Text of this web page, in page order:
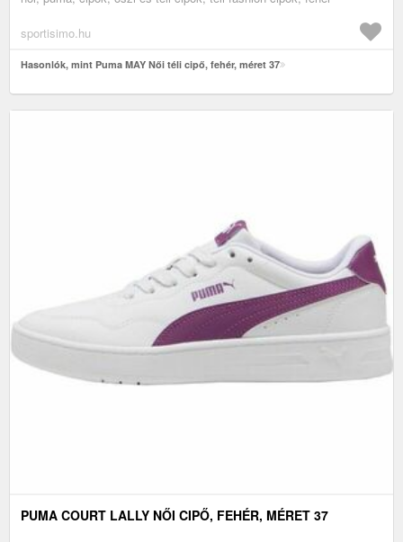
sportisimo.hu
Hasonlók, mint Puma MAY Női téli cipő, fehér, méret 37
PUMA COURT LALLY NŐI CIPŐ, FEHÉR, MÉRET 37